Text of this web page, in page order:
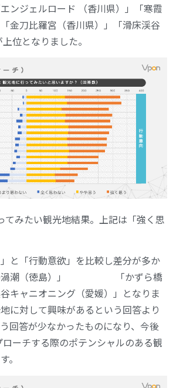
ンジェルロード （香川県）」「寒霞
金刀比羅宮（香川県）」「滑床渓谷
位となりました。
てみたい観光地結果。上記は「強く思
と「行動意欲」を比較し差分が多か
の渦潮（徳島）」 「かずら橋
谷キャニオニング（愛媛）」となりま
に対して興味があるという回答より
回答が少なかったものになり、今後
ーチする際のポテンシャルのある観
。